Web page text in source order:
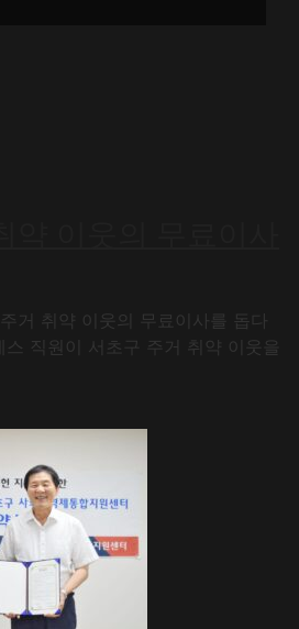
거 취약 이웃의 무료이사를 돕다
직원이 서초구 주거 취약 이웃을